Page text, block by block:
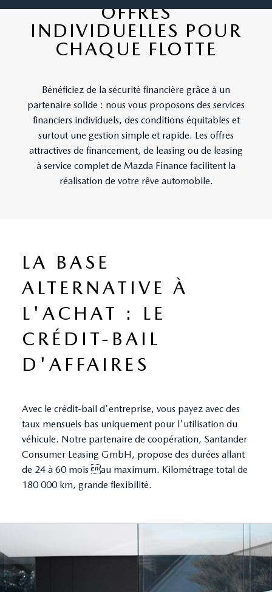
OFFRES
INDIVIDUELLES POUR
CHAQUE FLOTTE
Bénéficiez de la sécurité financière grâce à un
partenaire solide : nous vous proposons des services
financiers individuels, des conditions équitables et
surtout une gestion simple et rapide. Les offres
attractives de financement, de leasing ou de leasing
à service complet de Mazda Finance facilitent la
réalisation de votre rêve automobile.
LA BASE
ALTERNATIVE À
L'ACHAT : LE
CRÉDIT-BAIL
D'AFFAIRES
Avec le crédit-bail d'entreprise, vous payez avec des
taux mensuels bas uniquement pour l'utilisation du
véhicule. Notre partenaire de coopération, Santander
Consumer Leasing GmbH, propose des durées allant
de 24 à 60 mois au maximum. Kilométrage total de
180 000 km, grande flexibilité.